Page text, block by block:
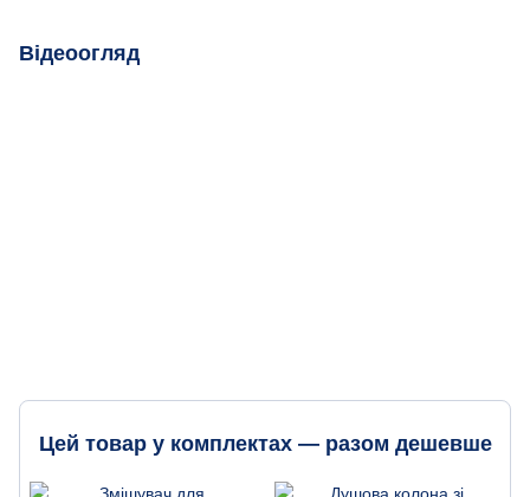
Відеоогляд
Цей товар у комплектах — разом дешевше